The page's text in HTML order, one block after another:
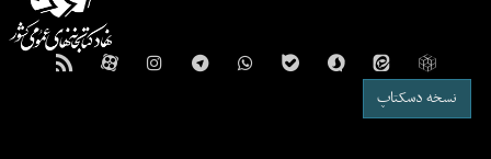
نسخه دسکتاپ